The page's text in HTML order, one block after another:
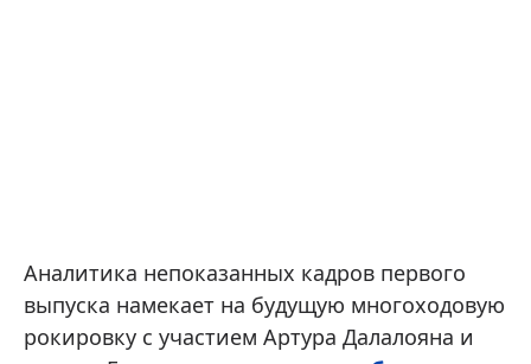
Аналитика непоказанных кадров первого
выпуска намекает на будущую многоходовую
рокировку с участием Артура Далалояна и